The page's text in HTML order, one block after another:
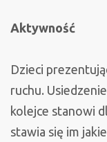
Aktywność
Dzieci
ruchu.
kolejce stanowi
stawia się im